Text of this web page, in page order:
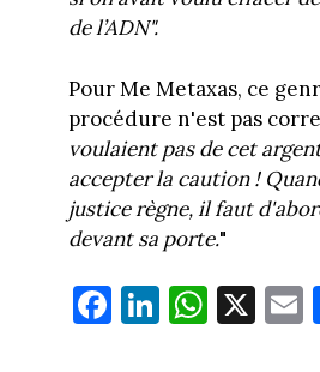
de l’ADN".
Pour Me Metaxas, ce
procédure n'est pas
voulaient pas de cet
accepter la caution !
justice règne, il faut
devant sa porte."
Fa
ce
Li
nk
W
ha
X E